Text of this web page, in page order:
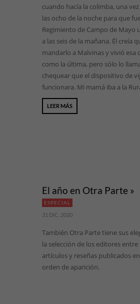
cuando hacía la colimba, una
las ocho de la noche para que
Regimiento de Campo de Mayo
a las seis de la mañana. Él creía
mandarlo a Malvinas y vivió esa
como la última, pero sólo lo
chequear que el dispositivo de
funcionara. Mi mamá iba a la
LEER MÁS
El año en Otra Parte »
ESPECIAL
31 DIC, 2020
También Otra Parte tiene sus
la selección de los editores entre
artículos y reseñas publicados
orden de aparición.